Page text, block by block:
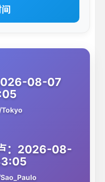
08-07
Tokyo
：2026-08-